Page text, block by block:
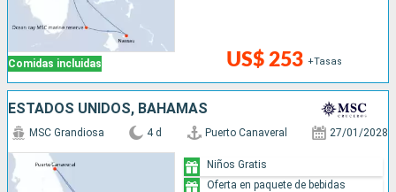
Comidas incluidas US$ 253 +Tasas
ESTADOS UNIDOS, BAHAMAS
MSC Grandiosa 4 d Puerto Canaveral 27/01/2028
Niños Gratis
Oferta en paquete de bebidas